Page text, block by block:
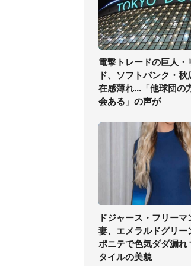
電撃トレードの巨人・
ド、ソフトバンク・
在感薄れ...「他球団の
会ある」の声が
ドジャース・フリーマ
妻、エメラルドグリー
ポニテで色気ダダ漏れ
タイルの美貌